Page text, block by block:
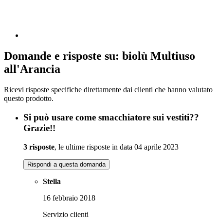
Domande e risposte su: biolù Multiuso
all'Arancia
Ricevi risposte specifiche direttamente dai clienti che hanno valutato
questo prodotto.
Si può usare come smacchiatore sui vestiti??
Grazie!!
3 risposte, le ultime risposte in data 04 aprile 2023
Rispondi a questa domanda
Stella
16 febbraio 2018
Servizio clienti